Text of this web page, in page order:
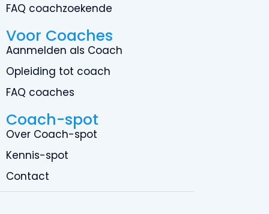
FAQ coachzoekende
Voor Coaches
Aanmelden als Coach
Opleiding tot coach
FAQ coaches
Coach-spot
Over Coach-spot
Kennis-spot
Contact